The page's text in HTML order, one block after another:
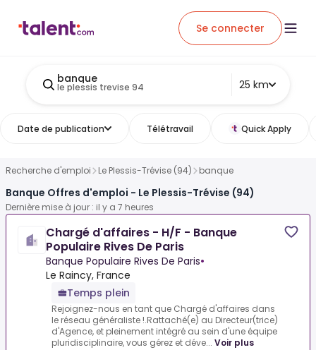
Se connecter
banque
le plessis trevise 94 25 km
Date de publication Télétravail Quick Apply
Recherche d'emploi Le Plessis-Trévise (94) banque
Banque Offres d'emploi - Le Plessis-Trévise (94)
Dernière mise à jour : il y a 7 heures
Chargé d'affaires - H/F - Banque
Populaire Rives De Paris
Banque Populaire Rives De Paris•
Le Raincy, France
Temps plein
Rejoignez-nous en tant que Chargé d'affaires dans
le réseau généraliste !.Rattaché(e) au Directeur(trice)
d'Agence, et pleinement intégré au sein d'une équipe
pluridisciplinaire, vous gérez et déve... Voir plus